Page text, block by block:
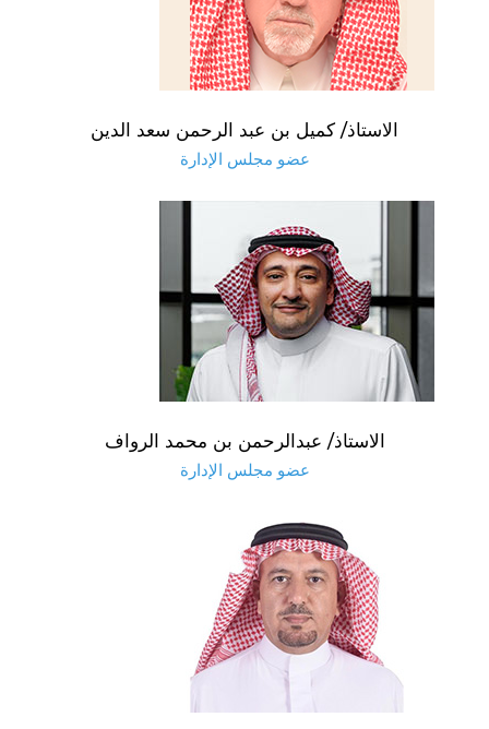
الاستاذ/ كميل بن عبد الرحمن سعد الدين
عضو مجلس الإدارة
الاستاذ/ عبدالرحمن بن محمد الرواف
عضو مجلس الإدارة